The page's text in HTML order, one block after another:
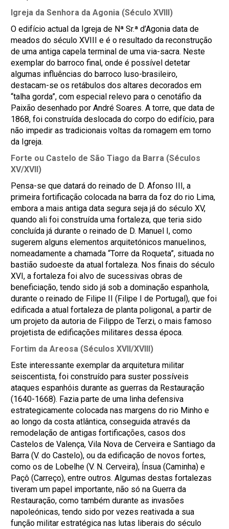
Igreja da Senhora da Agonia (Século XVIII)
O edifício actual da Igreja de Nª Sr.ª d’Agonia data de
meados do século XVIII e é o resultado da reconstrução
de uma antiga capela terminal de uma via-sacra. Neste
exemplar do barroco final, onde é possível detetar
algumas influências do barroco luso-brasileiro,
destacam-se os retábulos dos altares decorados em
“talha gorda”, com especial relevo para o cenotáfio da
Paixão desenhado por André Soares. A torre, que data de
1868, foi construída deslocada do corpo do edifício, para
não impedir as tradicionais voltas da romagem em torno
da Igreja.
Forte ou Castelo de São Tiago da Barra (Séculos
XV/XVII)
Pensa-se que datará do reinado de D. Afonso III, a
primeira fortificação colocada na barra da foz do rio Lima,
embora a mais antiga data segura seja já do século XV,
quando ali foi construída uma fortaleza, que teria sido
concluída já durante o reinado de D. Manuel I, como
sugerem alguns elementos arquitetónicos manuelinos,
nomeadamente a chamada “Torre da Roqueta”, situada no
bastião sudoeste da atual fortaleza. Nos finais do século
XVI, a fortaleza foi alvo de sucessivas obras de
beneficiação, tendo sido já sob a dominação espanhola,
durante o reinado de Filipe II (Filipe I de Portugal), que foi
edificada a atual fortaleza de planta poligonal, a partir de
um projeto da autoria de Filippo de Terzi, o mais famoso
projetista de edificações militares dessa época.
Fortim da Areosa (Séculos XVII/XVIII)
Este interessante exemplar da arquitetura militar
seiscentista, foi construído para suster possíveis
ataques espanhóis durante as guerras da Restauração
(1640-1668). Fazia parte de uma linha defensiva
estrategicamente colocada nas margens do rio Minho e
ao longo da costa atlântica, conseguida através da
remodelação de antigas fortificações, casos dos
Castelos de Valença, Vila Nova de Cerveira e Santiago da
Barra (V. do Castelo), ou da edificação de novos fortes,
como os de Lobelhe (V. N. Cerveira), Ínsua (Caminha) e
Paçô (Carreço), entre outros. Algumas destas fortalezas
tiveram um papel importante, não só na Guerra da
Restauração, como também durante as invasões
napoleónicas, tendo sido por vezes reativada a sua
função militar estratégica nas lutas liberais do século